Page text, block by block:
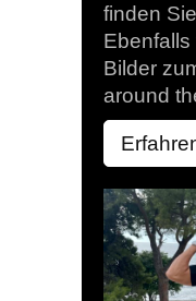
finden
Ebenfalls
Bilder
around